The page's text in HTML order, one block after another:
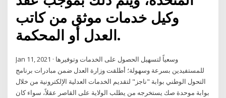
وكيل خدمات موثق من كاتب
العدل أو المحكمة.
Jan 11, 2021 · وسعياً لتسهيل الحصول على الخدمات وتوفيرها
للمستفيدين بسرعة وسهولة؛ أطلقت وزارة العدل ضمن مبادرات برنامج
التحول الوطني بوابة "ناجز" لتقديم الخدمات العدلية الإلكترونية من خلال
بوابة موحدة صك يستخرجه من يطلب الولاية على القاصر عقلاً، سواء كان